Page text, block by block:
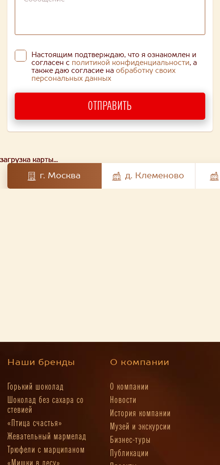
г. Москва д. Клеменово
загрузка карты...
загрузка карты...
загрузка карты...
Настоящим подтверждаю, что я ознакомлен и
согласен с политикой конфиденциальности, а
также даю согласие на обработку своих
персональных данных
ОТПРАВИТЬ
Наши бренды
Горький шоколад
Шоколад без сахара со
стевией
«Птица счастья»
Жевательный мармелад
Трюфели с марципаном
О компании
О компании
Новости
История компании
Музей и экскурсии
Бизнес-туры
Публикации